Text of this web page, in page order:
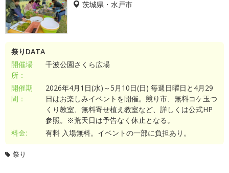
茨城県・水戸市
祭りDATA
開催場
所：
千波公園さくら広場
開催期
間：
2026年4月1日(水)～5月10日(日) 毎週日曜日と4月29
日はお楽しみイベントを開催。競り市、無料コケ玉つ
くり教室、無料寄せ植え教室など、詳しくは公式HP
参照。※荒天日は予告なく休止となる。
料金:
有料 入場無料。イベントの一部に負担あり。
祭り